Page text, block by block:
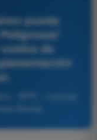
pueda
de
- ATPL - Licencia